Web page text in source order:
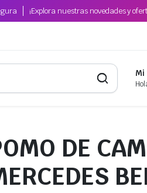
¡Explora nuestras novedades y
DE